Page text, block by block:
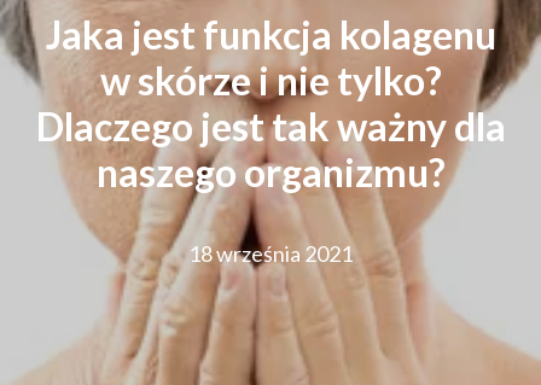
Jaka jest funkcja kolagenu
w skórze i nie tylko?
Dlaczego jest tak ważny dla
naszego organizmu?
18 września 2021